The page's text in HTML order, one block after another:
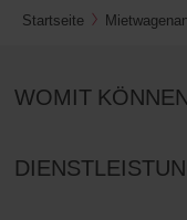
Startseite
WOMIT